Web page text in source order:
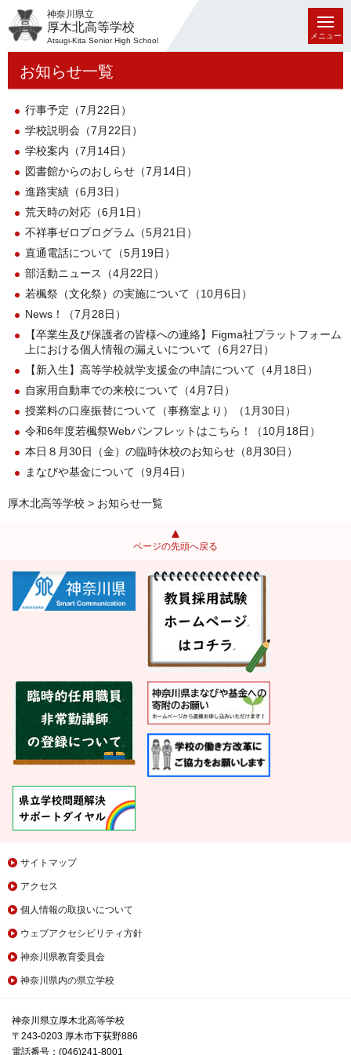
神奈川県立
厚木北高等学校
Atsugi-Kita Senior High School
メニュー
お知らせ一覧
行事予定（7月22日）
学校説明会（7月22日）
学校案内（7月14日）
図書館からのおしらせ（7月14日）
進路実績（6月3日）
荒天時の対応（6月1日）
不祥事ゼロプログラム（5月21日）
直通電話について（5月19日）
部活動ニュース（4月22日）
若楓祭（文化祭）の実施について（10月6日）
News！（7月28日）
【卒業生及び保護者の皆様への連絡】Figma社プラットフォーム
上における個人情報の漏えいについて（6月27日）
【新入生】高等学校就学支援金の申請について（4月18日）
自家用自動車での来校について（4月7日）
授業料の口座振替について（事務室より）（1月30日）
令和6年度若楓祭Webパンフレットはこちら！（10月18日）
本日８月30日（金）の臨時休校のお知らせ（8月30日）
まなびや基金について（9月4日）
厚木北高等学校 > お知らせ一覧
ページの先頭へ戻る
サイトマップ
アクセス
個人情報の取扱いについて
ウェブアクセシビリティ方針
神奈川県教育委員会
神奈川県内の県立学校
神奈川県立厚木北高等学校
〒243-0203 厚木市下荻野886
電話番号：(046)241-8001